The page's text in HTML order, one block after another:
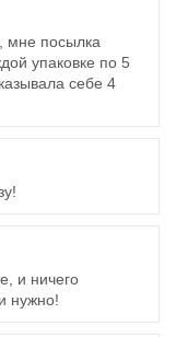
мне посылка
упаковке по 5
себе 4
и ничего
нужно!